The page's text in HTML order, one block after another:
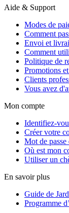
Aide & Support
Modes de
Comment
Envoi et
Comment
Politique de
Promotions
Clients
Vous avez
Mon compte
Identifiez-
Créer votre
Mot de passe
Où est mon
Utiliser un
En savoir plus
Guide de
Programme